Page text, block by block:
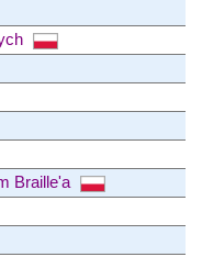
Braille'a